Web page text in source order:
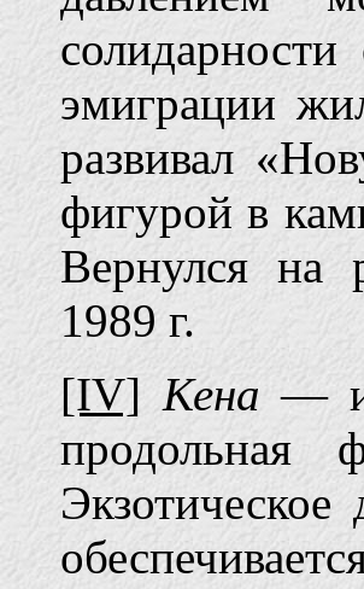
эмиграции
развивал
фигурой в
Вернулся на
1989 г.
[IV] Кена —
продольная